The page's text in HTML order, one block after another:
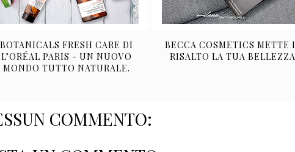
BOTANICALS FRESH CARE DI
L’ORÉAL PARIS - UN NUOVO
MONDO TUTTO NATURALE.
BECCA COSMETICS METTE
RISALTO LA TUA
COMMENTO: